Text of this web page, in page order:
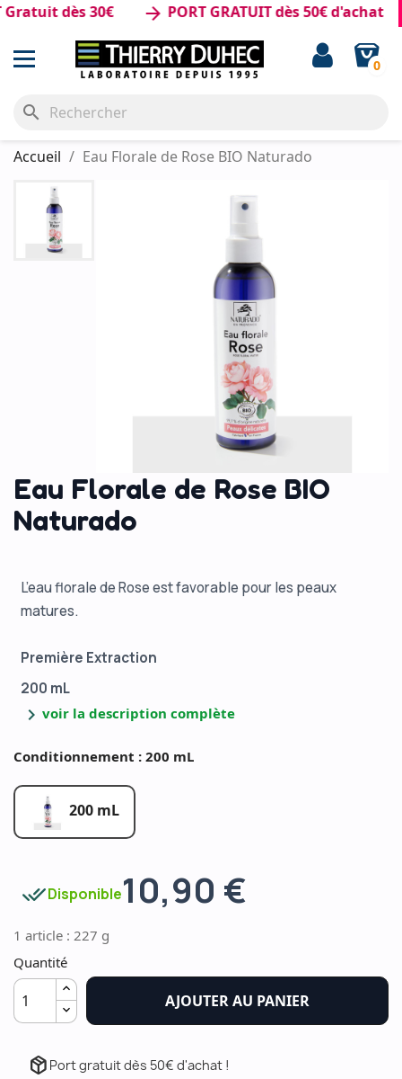
dès 30€ PORT GRATUIT dès 50€ d'achat
0
search
Accueil Eau Florale de Rose BIO Naturado
Eau Florale de Rose BIO
Naturado
L’eau florale de Rose est favorable pour les peaux
matures.
Première Extraction
200 mL
chevron_right voir la description complète
Conditionnement : 200 mL
200 mL
done_allDisponible10,90 €
1 article : 227 g
Quantité
AJOUTER AU PANIER
package_2 Port gratuit dès 50€ d'achat !